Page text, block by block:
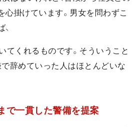
心掛けています。男女を問わずこ
てくれるものです。そういうこと
で辞めていった人はほとんどいな
で一貫した警備を提案